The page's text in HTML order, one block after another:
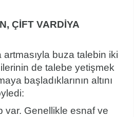
ÇİFT VARDİYA
artmasıyla buza talebin iki
de talebe yetişmek
başladıklarının altını
var. Genellikle esnaf ve